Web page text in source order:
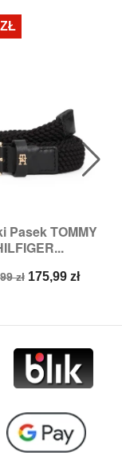
Pasek TOMMY
zł Cena
175,99 zł